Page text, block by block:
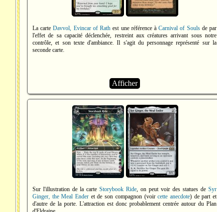
La carteDavvol, Evincar of Rath est une référence àCarnival of Soulsde par
l'effet de sa capacité déclenchée, restreint aux créatures arrivant sous notre
contrôle, et son texte d'ambiance. Il s'agit du personnage représenté sur la
seconde carte.
Afficher
Sur l'illustration de la carte Storybook Ride, on peut voir des statues de Syr
Ginger, the Meal Ender et de son compagnon (voircette anecdote) de part et
d'autre de la porte. L'attraction est donc probablement centrée autour du Plan